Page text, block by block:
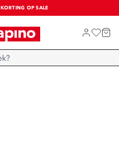
OP SALE
KANS!
NIEUW